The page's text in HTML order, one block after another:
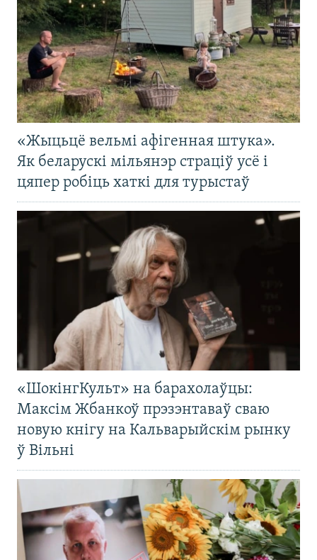
«Жыцьцё вельмі афігенная штука».
Як беларускі мільянэр страціў усё і
цяпер робіць хаткі для турыстаў
«ШокінгКульт» на барахолаўцы:
Максім Жбанкоў прэзэнтаваў сваю
новую кнігу на Кальварыйскім рынку
ў Вільні